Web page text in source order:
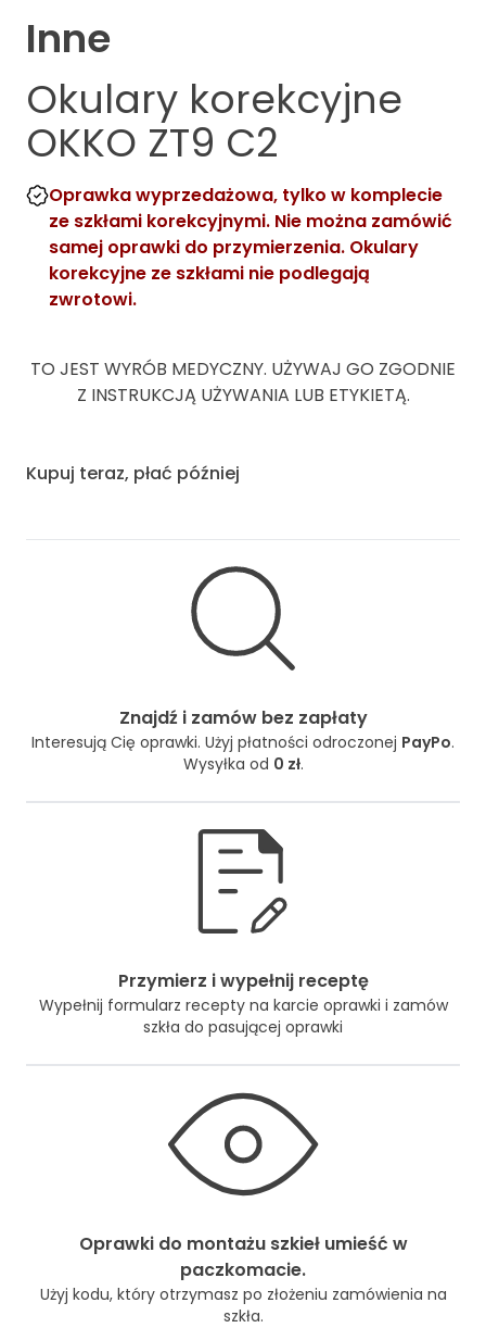
Inne
Okulary korekcyjne
OKKO ZT9 C2
Oprawka wyprzedażowa, tylko w komplecie
ze szkłami korekcyjnymi. Nie można zamówić
samej oprawki do przymierzenia. Okulary
korekcyjne ze szkłami nie podlegają
zwrotowi.
TO JEST WYRÓB MEDYCZNY. UŻYWAJ GO ZGODNIE
Z INSTRUKCJĄ UŻYWANIA LUB ETYKIETĄ.
Kupuj teraz, płać później
Znajdź i zamów bez zapłaty
Interesują Cię oprawki. Użyj płatności odroczonej PayPo.
Wysyłka od 0 zł.
Przymierz i wypełnij receptę
Wypełnij formularz recepty na karcie oprawki i zamów
szkła do pasującej oprawki
Oprawki do montażu szkieł umieść w
paczkomacie.
Użyj kodu, który otrzymasz po złożeniu zamówienia na
szkła.